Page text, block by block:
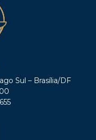
Sul – Brasília/DF